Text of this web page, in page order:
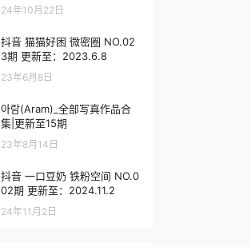
24年10月22日
抖音 猫猫好困 微密圈 NO.02
3期 更新至：2023.6.8
23年6月8日
아람(Aram)_全部写真作品合
集|更新至15期
23年8月14日
抖音 一口豆奶 铁粉空间 NO.0
02期 更新至：2024.11.2
24年11月2日